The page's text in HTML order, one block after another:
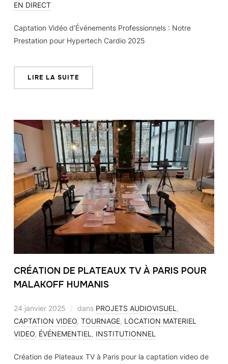
EN DIRECT
Captation Vidéo d’Événements Professionnels : Notre
Prestation pour Hypertech Cardio 2025
LIRE LA SUITE
CRÉATION DE PLATEAUX TV À PARIS POUR
MALAKOFF HUMANIS
24 janvier 2025 dans PROJETS AUDIOVISUEL ,
CAPTATION VIDEO, TOURNAGE, LOCATION MATERIEL
VIDEO, ÉVÉNEMENTIEL , INSTITUTIONNEL
Création de Plateaux TV à Paris pour la captation video de